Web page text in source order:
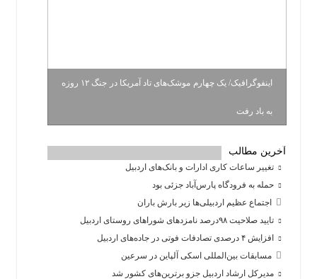
اینفوگرافیک/ یک چهارم موشک‌های تاد آمریکا در جنگ ۱۲ روزه
به باد رفت
آخرین مطالب
تغییر ساعات کاری ادارات و بانک‌های اردبیل
حمله به فرودگاه پارس‌‌آباد جزئی بود
اجتماع عظیم اردبیلی‌ها زیر بارش باران
تایید صلاحیت ۹۸درصد نامزدهای شوراهای روستای اردبیل
افزایش ۴ درصدی تصادفات فوتی در جاده‌های اردبیل
مسابقات بین‌المللی اسکی آلپاین در سرعین
مدیرکل ارشاد اردبیل جزو برترین‌های کشور شد